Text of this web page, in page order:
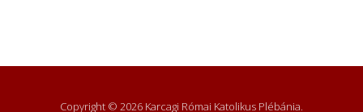
Copyright © 2026 Karcagi Római Katolikus Plébánia.